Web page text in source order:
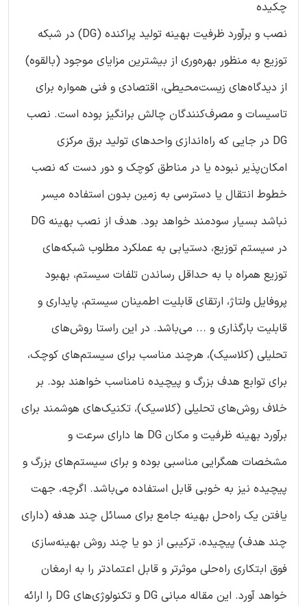
چکیده
نصب و برآورد ظرفیت بهینه تولید پراکنده (DG) در شبکه
توزیع به منظور بهره‌وری از بیشترین مزایای موجود (بالقوه)
از دیدگاه‌های زیست‌محیطی، اقتصادی و فنی همواره برای
تاسیسات و مصرف‌کنندگان چالش برانگیز بوده است. نصب
DG در جایی که راه‌اندازی واحدهای تولید برق مرکزی
امکان‌پذیر نبوده یا در مناطق کوچک و دور دست که نصب
خطوط انتقال یا دسترسی به زمین بدون استفاده میسر
نباشد بسیار سودمند خواهد بود. هدف از نصب بهینه DG
در سیستم توزیع، دستیابی به عملکرد مطلوب شبکه‌های
توزیع همراه با به حداقل رساندن تلفات سیستم، بهبود
پروفایل ولتاژ، ارتقای قابلیت اطمینان سیستم، پایداری و
قابلیت بارگذاری و ... می‌باشد. در این راستا روش‌های
تحلیلی (کلاسیک)، هرچند مناسب برای سیستم‌های کوچک،
برای توابع هدف بزرگ و پیچیده نامناسب خواهند بود. بر
خلاف روش‌های تحلیلی (کلاسیک)، تکنیک‌های هوشمند برای
برآورد بهینه ظرفیت و مکان DG ها دارای سرعت و
مشخصات همگرایی مناسبی بوده و برای سیستم‌های بزرگ و
پیچیده نیز به خوبی قابل استفاده می‌باشد. اگرچه، جهت
یافتن یک راه‌حل بهینه جامع برای مسائل چند هدفه (دارای
چند هدف) پیچیده، ترکیبی از دو یا چند روش بهینه‌سازی
فوق ابتکاری راه‌حلی موثرتر و قابل اعتمادتر را به ارمغان
خواهد آورد. این مقاله مبانی DG و تکنولوژی‌های DG را ارائه